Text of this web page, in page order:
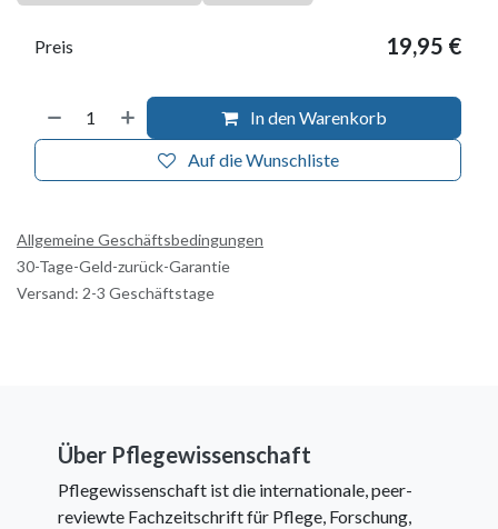
In den Warenkorb
Auf die Wunschliste
Preis 19,95 €
Allgemeine Geschäftsbedingungen
30-Tage-Geld-zurück-Garantie
Versand: 2-3 Geschäftstage
Über Pflegewissenschaft
Pflegewissenschaft ist die internationale, peer-
reviewte Fachzeitschrift für Pflege, Forschung,